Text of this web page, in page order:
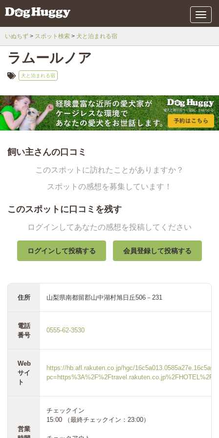
メ
ニ
いぬちず スポット検索 犬と泊まれる宿
ラムールノア
犬と泊まれる宿
飼い主さんの口コミ
このスポットに訪れたことがありますか？
スポットの感想を募集しています！
このスポットに口コミを残す
ログインしてあなたの感想を投稿してください
ログインして投稿する 会員登録して投稿する
住所 山梨県南都留郡山中湖村旭日丘506－231
電話
番号
0555-62-3530
Web
サイ
ト
https://hb.afl.rakuten.co.jp/hgc/
営業
チェックイン
15:00 （最終チェックイン：23:00）